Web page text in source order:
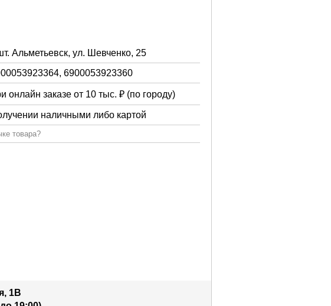
Альметьевск, ул. Шевченко, 25
6900053923360
онлайн заказе от 10 тыс. ₽ (по городу)
наличными либо картой
товара?
1В